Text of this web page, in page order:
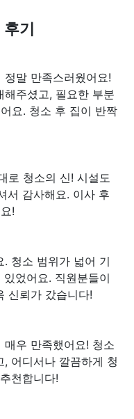
기
말 만족스러웠어요!
주셨고, 필요한 부분
요. 청소 후 집이 반짝
로 청소의 신! 시설도
서 감사해요. 이사 후
!
청소 범위가 넓어 기
었어요. 직원분들이
신뢰가 갔습니다!
우 만족했어요! 청소
어디서나 깔끔하게 청
천합니다!